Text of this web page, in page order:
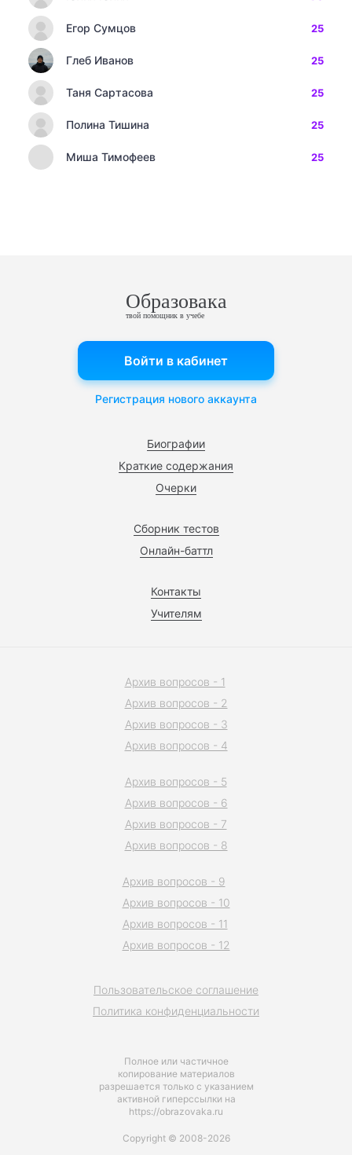
Егор Сумцов 25
Глеб Иванов 25
Таня Сартасова 25
Полина Тишина 25
Миша Тимофеев 25
Образовака
твой помощник в учебе
Биографии
Краткие содержания
Очерки
Сборник тестов
Онлайн-баттл
Контакты
Учителям
Войти в кабинет
Регистрация нового аккаунта
Полное или частичное
копирование материалов
разрешается только с указанием
активной гиперссылки на
https://obrazovaka.ru
Пользовательское соглашение
Политика конфиденциальности
Архив вопросов - 1
Архив вопросов - 2
Архив вопросов - 3
Архив вопросов - 4
Архив вопросов - 5
Архив вопросов - 6
Архив вопросов - 7
Архив вопросов - 8
Архив вопросов - 9
Архив вопросов - 10
Архив вопросов - 11
Архив вопросов - 12
Copyright © 2008-2026